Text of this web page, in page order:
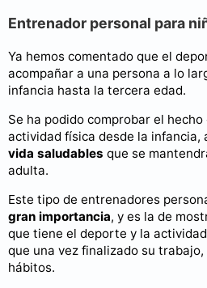
Entrenador personal para
Ya hemos comentado que el
acompañar a una persona a lo
infancia hasta la tercera edad.
Se ha podido comprobar el
actividad física desde la infancia,
vida saludables que se
adulta.
Este tipo de entrenadores
gran importancia, y es la de
que tiene el deporte y la
que una vez finalizado su
hábitos.